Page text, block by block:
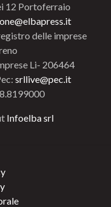
12 Portoferraio
delle imprese
Li- 206464
srllive@pec.it
Infoelba srl